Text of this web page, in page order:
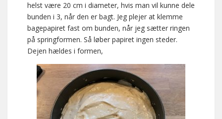
helst være 20 cm i diameter, hvis man vil kunne dele
bunden i 3, når den er bagt. Jeg plejer at klemme
bagepapiret fast om bunden, når jeg sætter ringen
på springformen. Så løber papiret ingen steder.
Dejen hældes i formen,